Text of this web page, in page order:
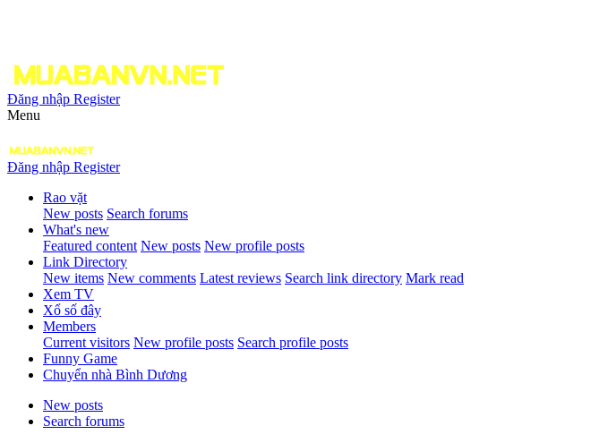
Đăng nhập Register
Menu
Đăng nhập Register
Rao vặt
New posts Search forums
What's new
Featured content New posts New profile posts
Link Directory
New items New comments Latest reviews Search link directory Mark read
Xem TV
Xổ số đây
Members
Current visitors New profile posts Search profile posts
Funny Game
Chuyển nhà Bình Dương
New posts
Search forums